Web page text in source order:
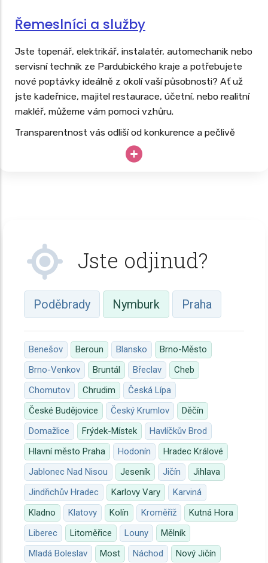
Řemeslníci a služby
Jste topenář, elektrikář, instalatér, automechanik nebo
servisní technik ze Pardubického kraje a potřebujete
nové poptávky ideálně z okolí vaší působnosti? Ať už
jste kadeřnice, majitel restaurace, účetní, nebo realitní
makléř, můžeme vám pomoci vzhůru.
Transparentnost vás odliší od konkurence a pečlivě
budovaný web vás dlouhodobě posune nad konkurenci.
Vaše drahocenné hodiny, know-how a špičkové
Jste odjinud?
Poděbrady Nymburk Praha
Benešov Beroun Blansko
Brno-Město
Brno-Venkov
Bruntál Břeclav
Cheb
Chomutov
Chrudim
Česká Lípa
České Budějovice
Český Krumlov
Děčín
Domažlice
Frýdek-Místek
Havlíčkův Brod
Hlavní město Praha
Hodonín
Hradec Králové
Jablonec Nad Nisou
Jeseník Jičín
Jihlava
Jindřichův Hradec
Karlovy Vary
Karviná
Kladno
Klatovy Kolín Kroměříž
Kutná Hora
Liberec
Litoměřice Louny
Mělník
Mladá Boleslav
Most Náchod
Nový Jičín